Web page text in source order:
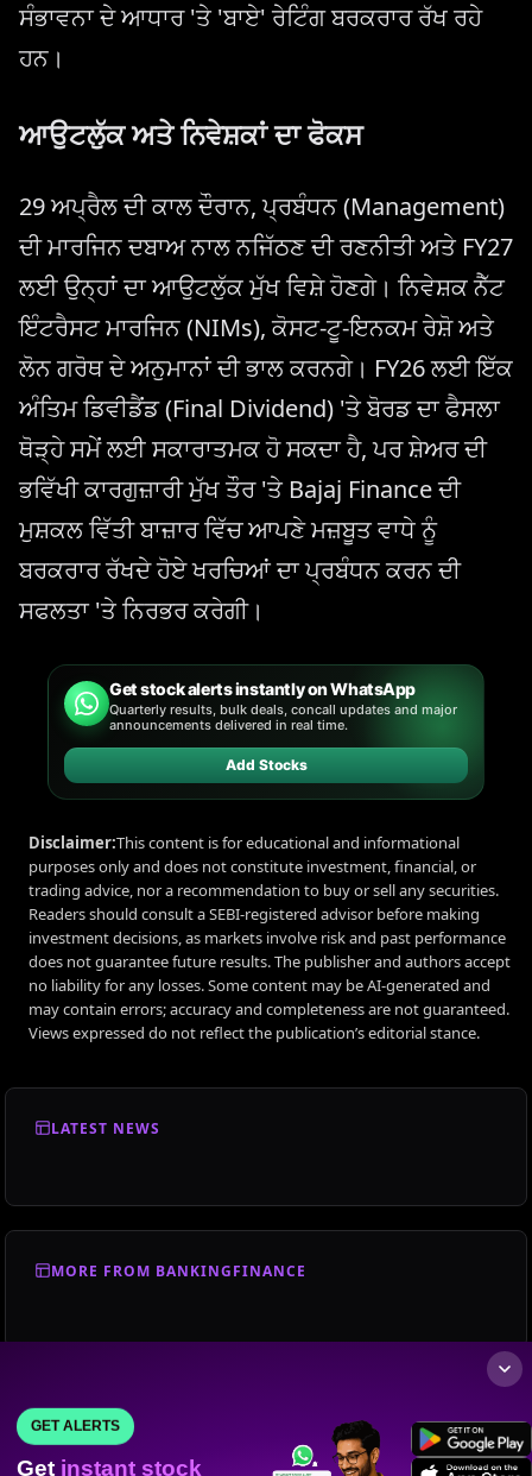
ਸੰਭਾਵਨਾ ਦੇ ਆਧਾਰ 'ਤੇ 'ਬਾਏ' ਰੇਟਿੰਗ ਬਰਕਰਾਰ ਰੱਖ ਰਹੇ
ਹਨ।
ਆਉਟਲੁੱਕ ਅਤੇ ਨਿਵੇਸ਼ਕਾਂ ਦਾ ਫੋਕਸ
29 ਅਪ੍ਰੈਲ ਦੀ ਕਾਲ ਦੌਰਾਨ, ਪ੍ਰਬੰਧਨ (Management)
ਦੀ ਮਾਰਜਿਨ ਦਬਾਅ ਨਾਲ ਨਜਿੱਠਣ ਦੀ ਰਣਨੀਤੀ ਅਤੇ FY27
ਲਈ ਉਨ੍ਹਾਂ ਦਾ ਆਉਟਲੁੱਕ ਮੁੱਖ ਵਿਸ਼ੇ ਹੋਣਗੇ। ਨਿਵੇਸ਼ਕ ਨੈੱਟ
ਇੰਟਰੈਸਟ ਮਾਰਜਿਨ (NIMs), ਕੋਸਟ-ਟੂ-ਇਨਕਮ ਰੇਸ਼ੋ ਅਤੇ
ਲੋਨ ਗਰੋਥ ਦੇ ਅਨੁਮਾਨਾਂ ਦੀ ਭਾਲ ਕਰਨਗੇ। FY26 ਲਈ ਇੱਕ
ਅੰਤਿਮ ਡਿਵੀਡੈਂਡ (Final Dividend) 'ਤੇ ਬੋਰਡ ਦਾ ਫੈਸਲਾ
ਥੋੜ੍ਹੇ ਸਮੇਂ ਲਈ ਸਕਾਰਾਤਮਕ ਹੋ ਸਕਦਾ ਹੈ, ਪਰ ਸ਼ੇਅਰ ਦੀ
ਭਵਿੱਖੀ ਕਾਰਗੁਜ਼ਾਰੀ ਮੁੱਖ ਤੌਰ 'ਤੇ Bajaj Finance ਦੀ
ਮੁਸ਼ਕਲ ਵਿੱਤੀ ਬਾਜ਼ਾਰ ਵਿੱਚ ਆਪਣੇ ਮਜ਼ਬੂਤ ​​ਵਾਧੇ ਨੂੰ
ਬਰਕਰਾਰ ਰੱਖਦੇ ਹੋਏ ਖਰਚਿਆਂ ਦਾ ਪ੍ਰਬੰਧਨ ਕਰਨ ਦੀ
ਸਫਲਤਾ 'ਤੇ ਨਿਰਭਰ ਕਰੇਗੀ।
Get stock alerts instantly on WhatsApp
Quarterly results, bulk deals, concall updates and major
announcements delivered in real time.
Add Stocks
Disclaimer:This content is for educational and informational
purposes only and does not constitute investment, financial, or
trading advice, nor a recommendation to buy or sell any securities.
Readers should consult a SEBI-registered advisor before making
investment decisions, as markets involve risk and past performance
does not guarantee future results. The publisher and authors accept
no liability for any losses. Some content may be AI-generated and
may contain errors; accuracy and completeness are not guaranteed.
Views expressed do not reflect the publication’s editorial stance.
LATEST NEWS
MORE FROM BANKINGFINANCE
GET ALERTS
Get instant stock